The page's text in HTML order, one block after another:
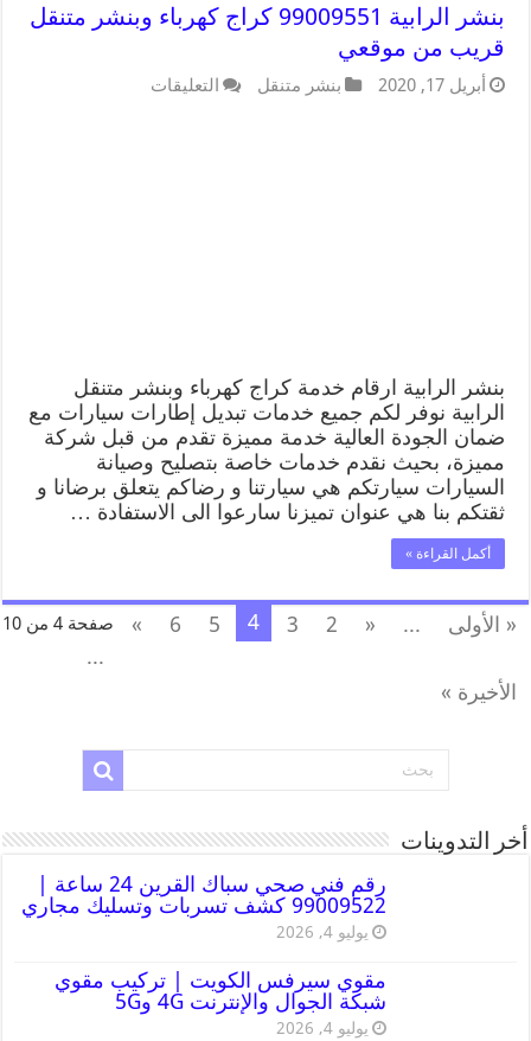
بنشر الرابية 99009551 كراج كهرباء وبنشر متنقل
قريب من موقعي
أبريل 17, 2020 بنشر متنقل التعليقات
بنشر الرابية ارقام خدمة كراج كهرباء وبنشر متنقل
الرابية نوفر لكم جميع خدمات تبديل إطارات سيارات مع
ضمان الجودة العالية خدمة مميزة تقدم من قبل شركة
مميزة، بحيث نقدم خدمات خاصة بتصليح وصيانة
السيارات سيارتكم هي سيارتنا و رضاكم يتعلق برضانا و
ثقتكم بنا هي عنوان تميزنا سارعوا الى الاستفادة …
أكمل القراءة »
صفحة 4 من 10 « الأولى ...
«
2
3
4
5
6
»
...
الأخيرة »
أخر التدوينات
رقم فني صحي سباك القرين 24 ساعة |
99009522 كشف تسربات وتسليك مجاري
يوليو 4, 2026
مقوي سيرفس الكويت | تركيب مقوي
شبكة الجوال والإنترنت 4G و5G
يوليو 4, 2026